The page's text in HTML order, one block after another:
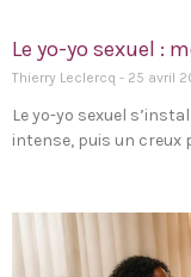
Le yo-yo sexuel :
Thierry Leclercq 25 avril
Le yo-yo sexuel
intense, puis un creux